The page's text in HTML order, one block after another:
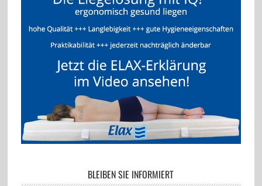
BLEIBEN SIE INFORMIERT